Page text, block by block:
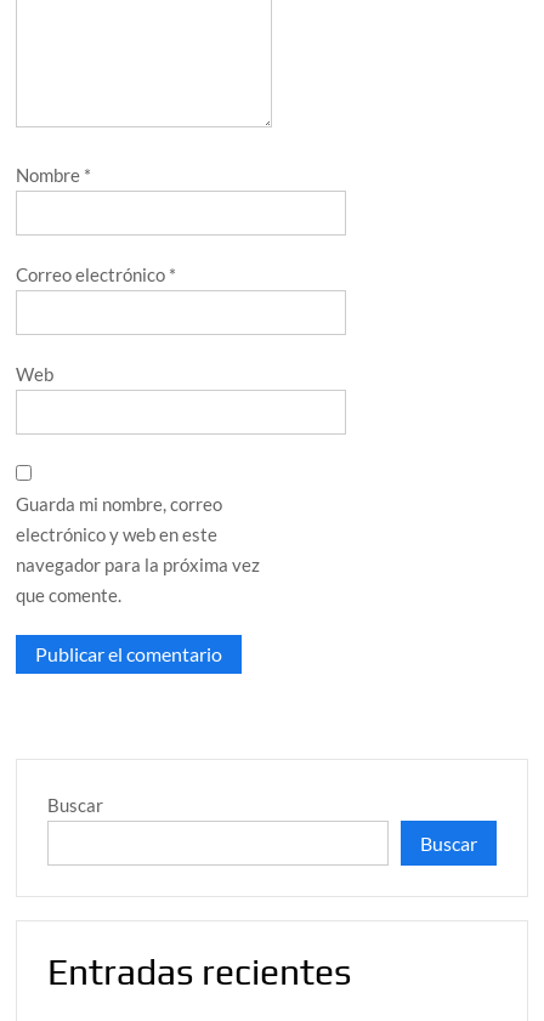
Nombre *
Correo electrónico *
Web
Guarda mi nombre, correo
electrónico y web en este
navegador para la próxima vez
que comente.
Buscar
Buscar
Entradas recientes